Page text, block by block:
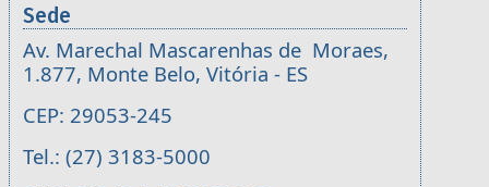
Sede
Av. Marechal Mascarenhas de Moraes,
1.877, Monte Belo, Vitória - ES
CEP: 29053-245
Tel.: (27) 3183-5000